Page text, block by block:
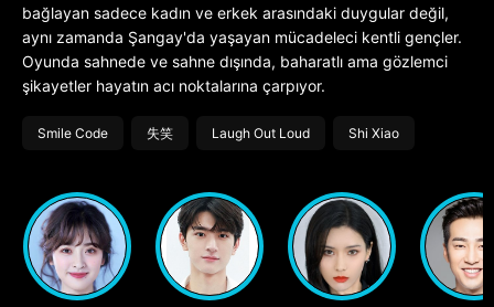
bağlayan sadece kadın ve erkek arasındaki duygular değil,
aynı zamanda Şangay'da yaşayan mücadeleci kentli gençler.
Oyunda sahnede ve sahne dışında, baharatlı ama gözlemci
şikayetler hayatın acı noktalarına çarpıyor.
Smile Code 失笑 Laugh Out Loud Shi Xiao